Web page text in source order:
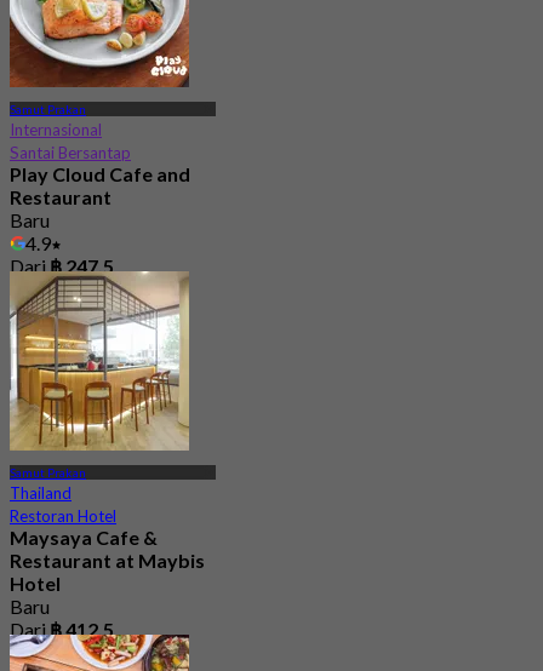
Samut Prakan
Internasional
Santai Bersantap
Play Cloud Cafe and
Restaurant
Baru
4.9
Dari฿ 247.5
Samut Prakan
Thailand
Restoran Hotel
Maysaya Cafe &
Restaurant at Maybis
Hotel
Baru
Dari฿ 412.5